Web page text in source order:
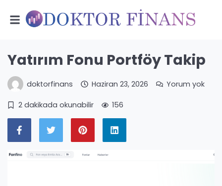
Yatırım Fonu Portföy Takip
doktorfinans Haziran 23, 2026 Yorum yok
2 dakikada okunabilir 156